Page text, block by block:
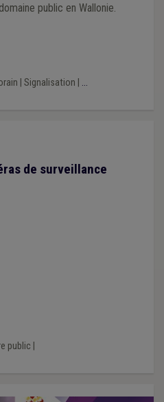
public en Wallonie.
Signalisation ...
de surveillance
public